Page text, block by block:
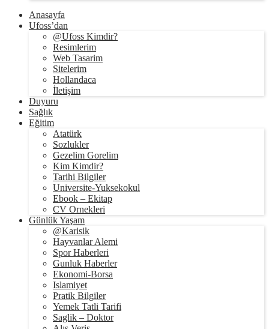
Anasayfa
Ufoss’dan
@Ufoss Kimdir?
Resimlerim
Web Tasarim
Sitelerim
Hollandaca
İletişim
Duyuru
Sağlık
Eğitim
Atatürk
Sozlukler
Gezelim Gorelim
Kim Kimdir?
Tarihi Bilgiler
Universite-Yuksekokul
Ebook – Ekitap
CV Ornekleri
Günlük Yaşam
@Karisik
Hayvanlar Alemi
Spor Haberleri
Gunluk Haberler
Ekonomi-Borsa
Islamiyet
Pratik Bilgiler
Yemek Tatli Tarifi
Saglik – Doktor